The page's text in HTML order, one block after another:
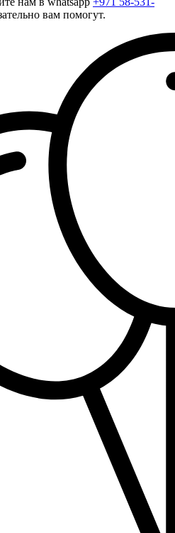
вам помогут.